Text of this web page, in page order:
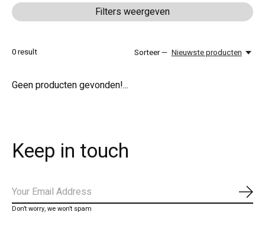
Filters weergeven
0result Sorteer — Nieuwste producten
Geen producten gevonden!...
Keep in touch
Don’t worry, we won’t spam